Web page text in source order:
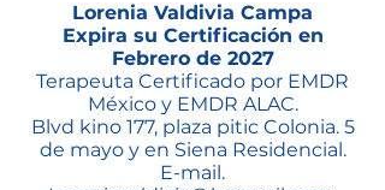
Lorenia Valdivia Campa
Expira su Certificación en
Febrero de 2027
Terapeuta Certificado por EMDR
México y EMDR ALAC.
Blvd kino 177, plaza pitic Colonia. 5
de mayo y en Siena Residencial.
E-mail.